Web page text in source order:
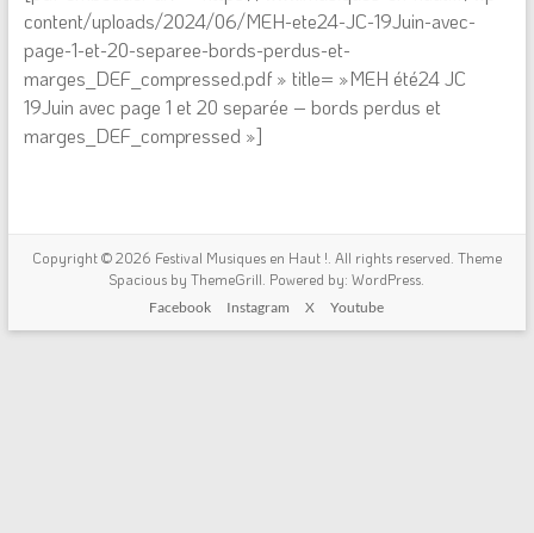
content/uploads/2024/06/MEH-ete24-JC-19Juin-avec-
page-1-et-20-separee-bords-perdus-et-
marges_DEF_compressed.pdf » title= »MEH été24 JC
19Juin avec page 1 et 20 separée – bords perdus et
marges_DEF_compressed »]
Copyright © 2026 Festival Musiques en Haut ! . All rights reserved. Theme
Spacious by ThemeGrill. Powered by:WordPress
Facebook Instagram X Youtube